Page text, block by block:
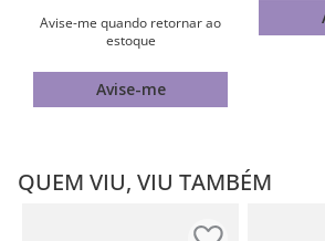
Avise-me quando retornar ao
estoque
Avise-me
QUEM VIU, VIU TAMBÉM